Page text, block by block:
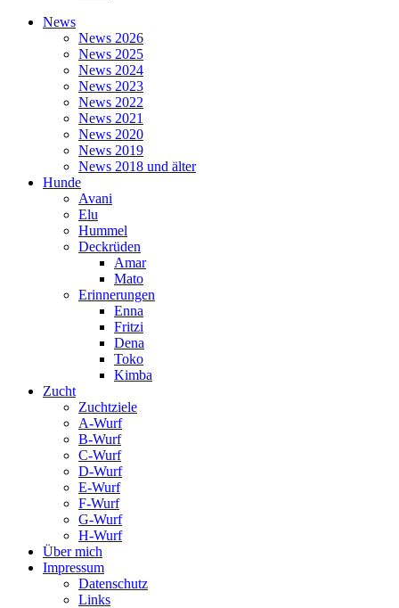
News
News 2026
News 2025
News 2024
News 2023
News 2022
News 2021
News 2020
News 2019
News 2018 und älter
Hunde
Avani
Elu
Hummel
Deckrüden
Amar
Mato
Erinnerungen
Enna
Fritzi
Dena
Toko
Kimba
Zucht
Zuchtziele
A-Wurf
B-Wurf
C-Wurf
D-Wurf
E-Wurf
F-Wurf
G-Wurf
H-Wurf
Über mich
Impressum
Datenschutz
Links